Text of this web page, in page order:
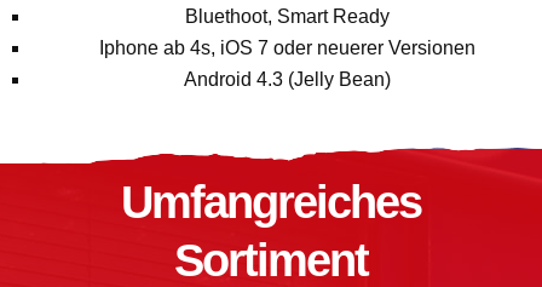
Bluethoot, Smart Ready
Iphone ab 4s, iOS 7 oder neuerer Versionen
Android 4.3 (Jelly Bean)
Umfangreiches
Sortiment